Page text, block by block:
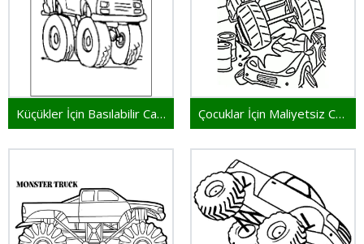
Küçükler İçin Basılabilir Canavar Kamyon Çocuklar İçin Maliyetsiz Canavar Kamyon